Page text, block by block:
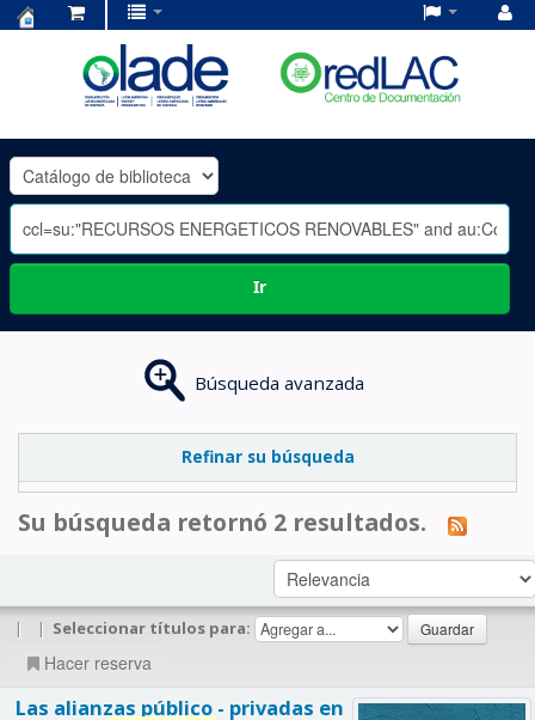
OLADE
-
Ir
Búsqueda avanzada
Refinar su búsqueda
Su búsqueda retornó 2 resultados.
| | Seleccionar títulos para:
Hacer reserva
Las alianzas público - privadas en